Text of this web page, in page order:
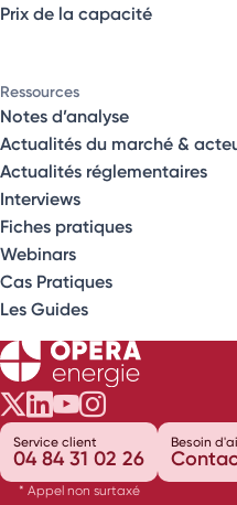
Prix de la capacité
Ressources
Notes d’analyse
Actualités du marché &
Actualités réglementaires
Interviews
Fiches pratiques
Webinars
Cas Pratiques
Les Guides
Opéra Énergie sur
Opéra Énergie
Opéra
Opéra
Service client
04 84 31 02 26
* Appel non surtaxé
Besoin